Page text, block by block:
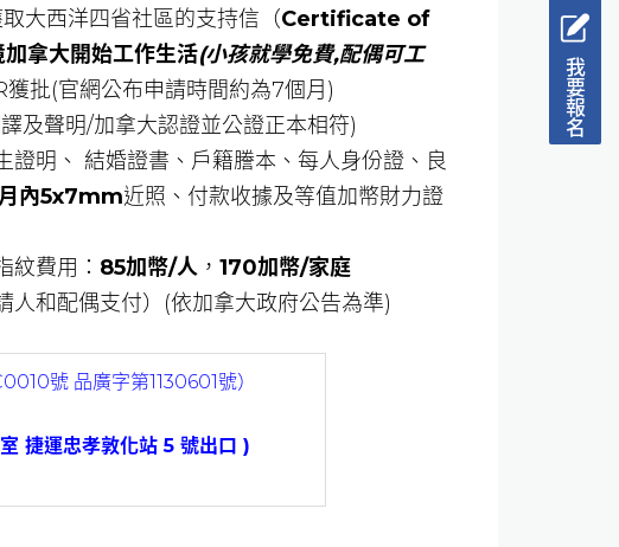
大西洋四省社區的支持信（Certificate of
加拿大開始工作生活(小孩就學免費,配偶可工
批(官網公布申請時間約為7個月)
及聲明/加拿大認證並公證正本相符)
明、 結婚證書、戶籍謄本、每人身份證、良
內5x7mm近照、付款收據及等值加幣財力證
紋費用： 85加幣/人 ， 170加幣/家庭
人和配偶支付）(依加拿大政府公告為準)
號 品廣字第1130601號）
捷運忠孝敦化站 5 號出口 )
我要報名